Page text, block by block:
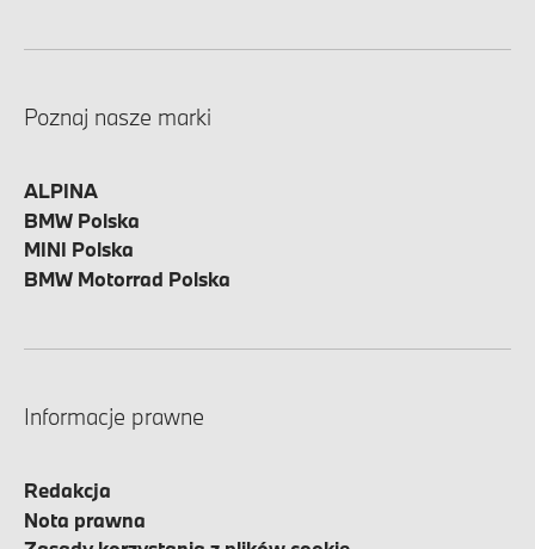
Poznaj nasze marki
ALPINA
BMW Polska
MINI Polska
BMW Motorrad Polska
Informacje prawne
Redakcja
Nota prawna